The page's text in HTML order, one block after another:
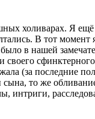
холиварах. Я ещё
В тот момент
в нашей
своего
(за последние
то же
интриги,